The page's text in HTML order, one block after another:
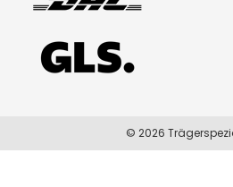
© 2026